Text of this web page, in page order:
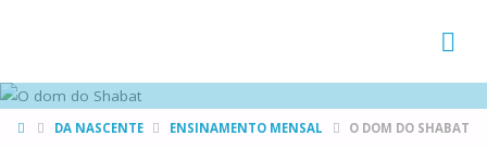
HOMEDA NASCENTE ENSINAMENTO MENSAL O DOM DO SHABAT